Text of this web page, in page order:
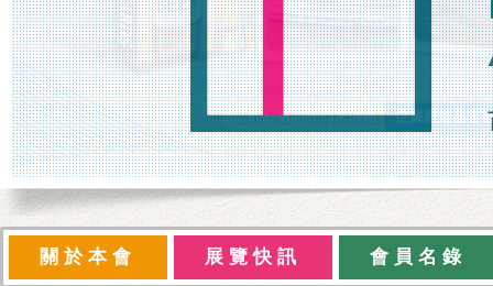
關於本會 展覽快訊 會員名錄